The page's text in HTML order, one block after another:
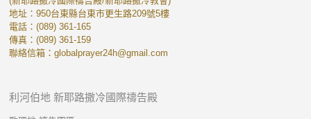
地址：950台東縣台東市更生路209號5樓
電話：(089) 361-165
傳真：(089) 361-159
聯絡信箱： globalprayer24h@gmail.com
利河伯地 新耶路撒冷國際禱告殿